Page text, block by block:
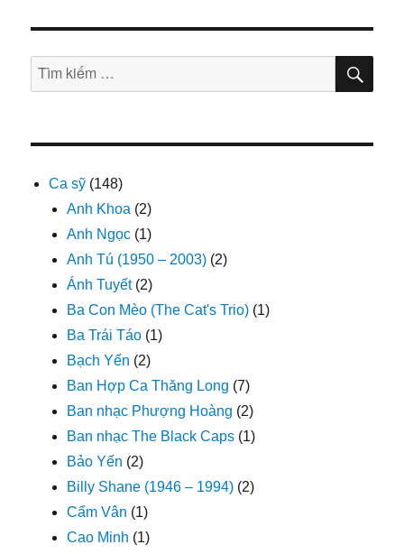
Tìm
kiếm:
TÌM
Ca sỹ (148)
Anh Khoa (2)
Anh Ngọc (1)
Anh Tú (1950 – 2003) (2)
Ánh Tuyết(2)
Ba Con Mèo (The Cat's Trio) (1)
Ba Trái Táo (1)
Bạch Yến (2)
Ban Hợp Ca Thăng Long (7)
Ban nhạc Phượng Hoàng (2)
Ban nhạc The Black Caps (1)
Bảo Yến (2)
Billy Shane (1946 – 1994) (2)
Cẩm Vân (1)
Cao Minh (1)